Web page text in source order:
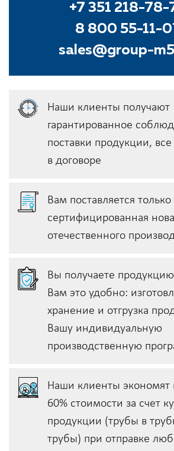
+7 351 218-78-
8 800 55-11-
sales@group-
Наши клиенты получают
гарантированное
поставки продукции,
в договоре
Вам поставляется
сертифицированная
отечественного
Вы получаете
Вам это удобно:
хранение и отгрузка
Вашу индивидуальную
производственную
Наши клиенты экономят
60% стоимости за счет
продукции (трубы в
трубы) при отправке